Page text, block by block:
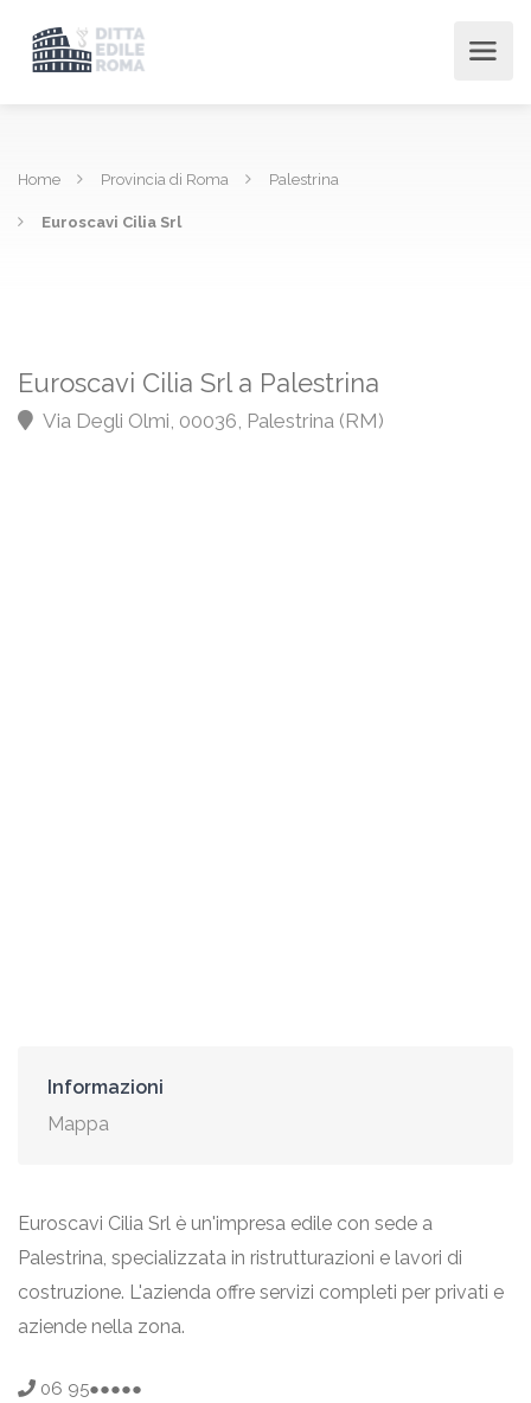
Home Provincia di Roma Palestrina
Euroscavi Cilia Srl
Euroscavi Cilia Srl a Palestrina
Via Degli Olmi, 00036, Palestrina (RM)
Informazioni
Mappa
Euroscavi Cilia Srl è un'impresa edile con sede a
Palestrina, specializzata in ristrutturazioni e lavori di
costruzione. L'azienda offre servizi completi per privati e
aziende nella zona.
06 95●●●●●